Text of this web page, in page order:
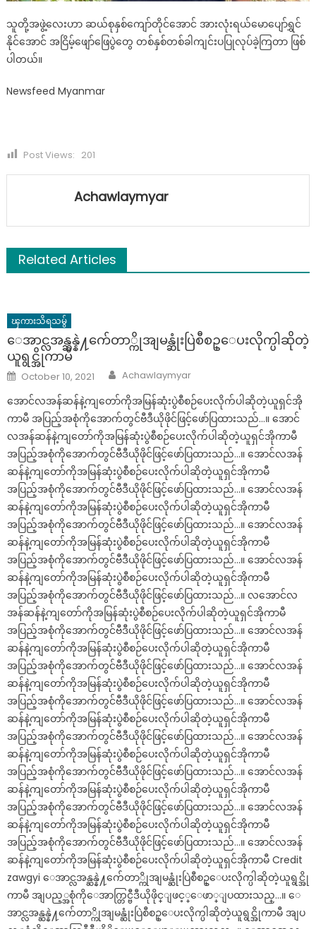
သူတို့အဖွဲ့လေးဟာ ဆယ်စုနှစ်ကျော်တိုင်အောင် အားလုံးရယ်မောပျော်ရွှင်
နိုင်အောင် အငြိမ့်ဖျော်ဖြေပွဲတွေ တစ်နှစ်တစ်ခါကျင်းပပြုလုပ်ခဲ့ကြတာ ဖြစ်
ပါတယ်။
Newsfeed Myanmar
Post Views: 201
Achawlaymyar
Related Articles
ၾကားသိရသမွ်
ေအာင္လအန္ဆန္နဲ႔က်ေတာ္ကိုအျမန္ဆုံးပြဲစီစဥ္ေပးလိုက္ပါဆိုတဲ့
ယူရွင္အိုကာမီ
Posted
on
October 10, 2021 Author
Achawlaymyar
အောင်လအန်ဆန်နဲ့ကျတော်ကိုအမြန်ဆုံးပွဲစီစဉ်ပေးလိုက်ပါဆိုတဲ့ယူရှင်အို
ကာမီ အပြည့်အစုံကိုအောက်တွင်ဗီဒီယိုဖိုင်ဖြင့်ဖော်ပြထားသည်…။ အောင်
လအန်ဆန်နဲ့ကျတော်ကိုအမြန်ဆုံးပွဲစီစဉ်ပေးလိုက်ပါဆိုတဲ့ယူရှင်အိုကာမီ
အပြည့်အစုံကိုအောက်တွင်ဗီဒီယိုဖိုင်ဖြင့်ဖော်ပြထားသည်…။ အောင်လအန်
ဆန်နဲ့ကျတော်ကိုအမြန်ဆုံးပွဲစီစဉ်ပေးလိုက်ပါဆိုတဲ့ယူရှင်အိုကာမီ
အပြည့်အစုံကိုအောက်တွင်ဗီဒီယိုဖိုင်ဖြင့်ဖော်ပြထားသည်…။ အောင်လအန်
ဆန်နဲ့ကျတော်ကိုအမြန်ဆုံးပွဲစီစဉ်ပေးလိုက်ပါဆိုတဲ့ယူရှင်အိုကာမီ
အပြည့်အစုံကိုအောက်တွင်ဗီဒီယိုဖိုင်ဖြင့်ဖော်ပြထားသည်…။ အောင်လအန်
ဆန်နဲ့ကျတော်ကိုအမြန်ဆုံးပွဲစီစဉ်ပေးလိုက်ပါဆိုတဲ့ယူရှင်အိုကာမီ
အပြည့်အစုံကိုအောက်တွင်ဗီဒီယိုဖိုင်ဖြင့်ဖော်ပြထားသည်…။ အောင်လအန်
ဆန်နဲ့ကျတော်ကိုအမြန်ဆုံးပွဲစီစဉ်ပေးလိုက်ပါဆိုတဲ့ယူရှင်အိုကာမီ
အပြည့်အစုံကိုအောက်တွင်ဗီဒီယိုဖိုင်ဖြင့်ဖော်ပြထားသည်…။ လအောင်လ
အန်ဆန်နဲ့ကျတော်ကိုအမြန်ဆုံးပွဲစီစဉ်ပေးလိုက်ပါဆိုတဲ့ယူရှင်အိုကာမီ
အပြည့်အစုံကိုအောက်တွင်ဗီဒီယိုဖိုင်ဖြင့်ဖော်ပြထားသည်…။ အောင်လအန်
ဆန်နဲ့ကျတော်ကိုအမြန်ဆုံးပွဲစီစဉ်ပေးလိုက်ပါဆိုတဲ့ယူရှင်အိုကာမီ
အပြည့်အစုံကိုအောက်တွင်ဗီဒီယိုဖိုင်ဖြင့်ဖော်ပြထားသည်…။ အောင်လအန်
ဆန်နဲ့ကျတော်ကိုအမြန်ဆုံးပွဲစီစဉ်ပေးလိုက်ပါဆိုတဲ့ယူရှင်အိုကာမီ
အပြည့်အစုံကိုအောက်တွင်ဗီဒီယိုဖိုင်ဖြင့်ဖော်ပြထားသည်…။ အောင်လအန်
ဆန်နဲ့ကျတော်ကိုအမြန်ဆုံးပွဲစီစဉ်ပေးလိုက်ပါဆိုတဲ့ယူရှင်အိုကာမီ
အပြည့်အစုံကိုအောက်တွင်ဗီဒီယိုဖိုင်ဖြင့်ဖော်ပြထားသည်…။ အောင်လအန်
ဆန်နဲ့ကျတော်ကိုအမြန်ဆုံးပွဲစီစဉ်ပေးလိုက်ပါဆိုတဲ့ယူရှင်အိုကာမီ
အပြည့်အစုံကိုအောက်တွင်ဗီဒီယိုဖိုင်ဖြင့်ဖော်ပြထားသည်…။ အောင်လအန်
ဆန်နဲ့ကျတော်ကိုအမြန်ဆုံးပွဲစီစဉ်ပေးလိုက်ပါဆိုတဲ့ယူရှင်အိုကာမီ
အပြည့်အစုံကိုအောက်တွင်ဗီဒီယိုဖိုင်ဖြင့်ဖော်ပြထားသည်…။ အောင်လအန်
ဆန်နဲ့ကျတော်ကိုအမြန်ဆုံးပွဲစီစဉ်ပေးလိုက်ပါဆိုတဲ့ယူရှင်အိုကာမီ
အပြည့်အစုံကိုအောက်တွင်ဗီဒီယိုဖိုင်ဖြင့်ဖော်ပြထားသည်…။ အောင်လအန်
ဆန်နဲ့ကျတော်ကိုအမြန်ဆုံးပွဲစီစဉ်ပေးလိုက်ပါဆိုတဲ့ယူရှင်အိုကာမီ Credit
zawgyi ေအာင္လအန္ဆန္နဲ႔က်ေတာ္ကိုအျမန္ဆုံးပြဲစီစဥ္ေပးလိုက္ပါဆိုတဲ့ယူရွင္အို
ကာမီ အျပည့္အစုံကိုေအာက္တြင္ဗီဒီယိုဖိုင္ျဖင့္ေဖာ္ျပထားသည္…။ ေ
အာင္လအန္ဆန္နဲ႔က်ေတာ္ကိုအျမန္ဆုံးပြဲစီစဥ္ေပးလိုက္ပါဆိုတဲ့ယူရွင္အိုကာမီ အျပ